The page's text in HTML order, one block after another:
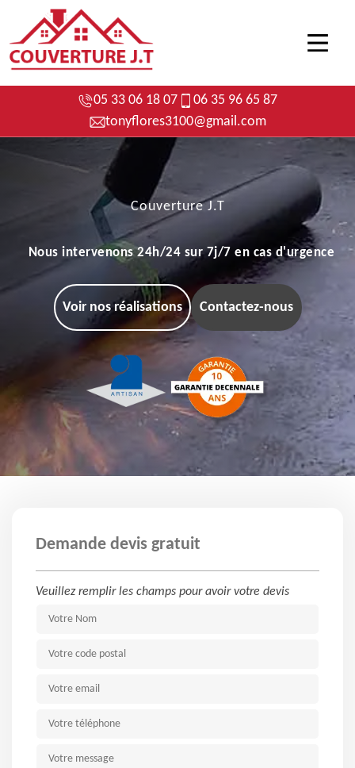
05 33 06 18 07
06 35 96 65 87
tonyflores3100@gmail.com
Couverture J.T
Nous intervenons 24h/24 sur 7j/7 en cas d'urgence
Voir nos réalisations Contactez-nous
Demande devis gratuit
Veuillez remplir les champs pour avoir votre devis